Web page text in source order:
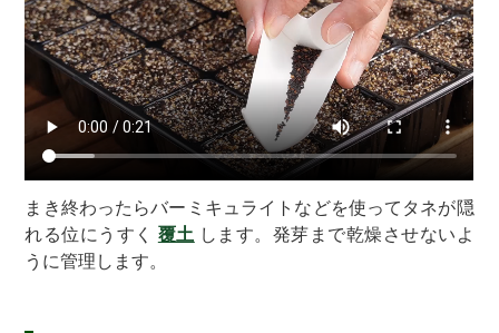
まき終わったらバーミキュライトなどを使ってタネが隠
れる位にうすく
覆土 します。発芽まで乾燥させないよ
うに管理します。
【】